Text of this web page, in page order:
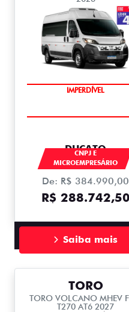
IMPERDÍVEL
DUCATO
CNPJ E
MICROEMPRESÁRIO
De: R$ 384.990,00
R$ 288.742,50
Saiba mais
TORO
TORO VOLCANO MHEV
T270 AT6 2027